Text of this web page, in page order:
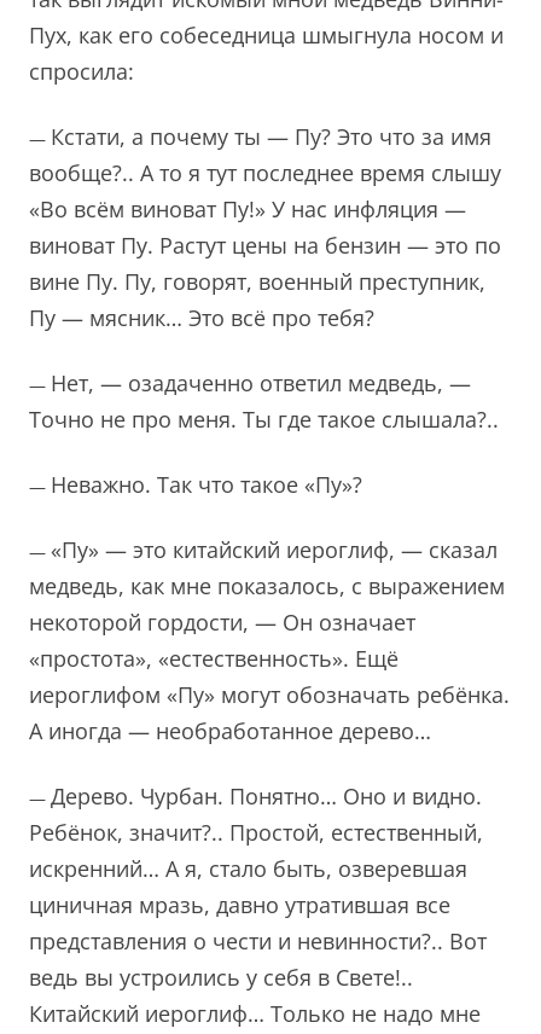
Пух, как его собеседница шмыгнула носом и
спросила:
— Кстати, а почему ты — Пу? Это что за имя
вообще?.. А то я тут последнее время слышу
«Во всём виноват Пу!» У нас инфляция —
виноват Пу. Растут цены на бензин — это по
вине Пу. Пу, говорят, военный преступник,
Пу — мясник… Это всё про тебя?
— Нет, — озадаченно ответил медведь, —
Точно не про меня. Ты где такое слышала?..
— Неважно. Так что такое «Пу»?
— «Пу» — это китайский иероглиф, — сказал
медведь, как мне показалось, с выражением
некоторой гордости, — Он означает
«простота», «естественность». Ещё
иероглифом «Пу» могут обозначать ребёнка.
А иногда — необработанное дерево…
— Дерево. Чурбан. Понятно… Оно и видно.
Ребёнок, значит?.. Простой, естественный,
искренний… А я, стало быть, озверевшая
циничная мразь, давно утратившая все
представления о чести и невинности?.. Вот
ведь вы устроились у себя в Свете!..
Китайский иероглиф… Только не надо мне